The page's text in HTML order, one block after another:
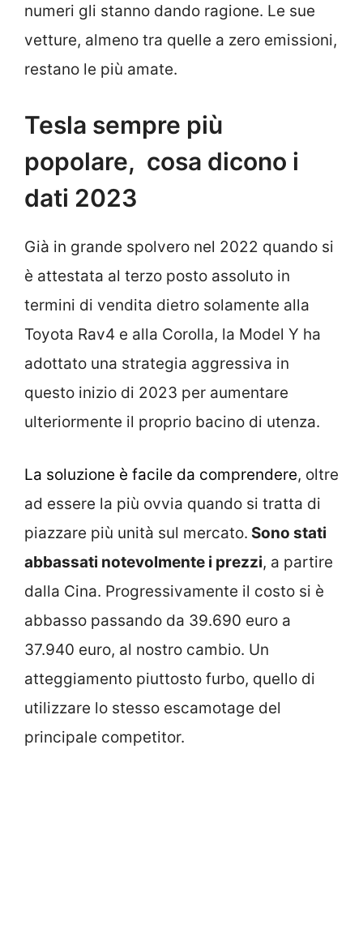
numeri gli stanno dando ragione. Le sue
vetture, almeno tra quelle a zero emissioni,
restano le più amate.
Tesla sempre più
popolare, cosa dicono i
dati 2023
Già in grande spolvero nel 2022 quando si
è attestata al terzo posto assoluto in
termini di vendita dietro solamente alla
Toyota Rav4 e alla Corolla, la Model Y ha
adottato una strategia aggressiva in
questo inizio di 2023 per aumentare
ulteriormente il proprio bacino di utenza.
La soluzione è facile da comprendere, oltre
ad essere la più ovvia quando si tratta di
piazzare più unità sul mercato. Sono stati
abbassati notevolmente i prezzi, a partire
dalla Cina. Progressivamente il costo si è
abbasso passando da 39.690 euro a
37.940 euro, al nostro cambio. Un
atteggiamento piuttosto furbo, quello di
utilizzare lo stesso escamotage del
principale competitor.